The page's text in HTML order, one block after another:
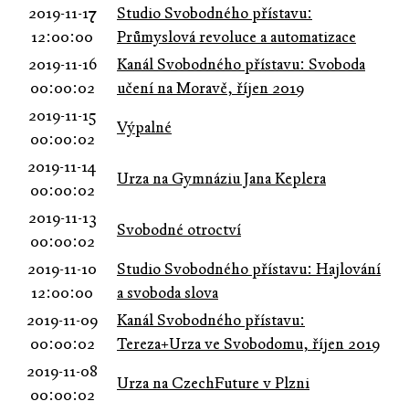
2019-11-17
12:00:00
Studio Svobodného přístavu:
Průmyslová revoluce a automatizace
2019-11-16
00:00:02
Kanál Svobodného přístavu: Svoboda
učení na Moravě, říjen 2019
2019-11-15
00:00:02
Výpalné
2019-11-14
00:00:02
Urza na Gymnáziu Jana Keplera
2019-11-13
00:00:02
Svobodné otroctví
2019-11-10
12:00:00
Studio Svobodného přístavu: Hajlování
a svoboda slova
2019-11-09
00:00:02
Kanál Svobodného přístavu:
Tereza+Urza ve Svobodomu, říjen 2019
2019-11-08
00:00:02
Urza na CzechFuture v Plzni